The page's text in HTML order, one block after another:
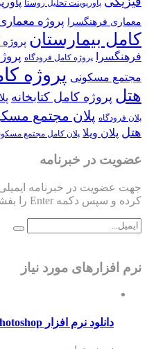
پاورپوینت تحلیل روستا
معماری فرهنگسرا پروژه
کامل بیمارستان
فرهنگسرا
پروژه کامل فرودگاه
مجتمع مسکونی پروژه
هتل پروژه کامل کتابخانه
پلان فرودگاه پلان مجتمع
هتل پلان ویلا پلان کامل مجتمع
عضویت در خبرنامه
جهت عضویت در خبرنامه ایمیلی
کرده و سپس دکمه Enter را بفشارید.
نرم افزارهای مورد نیاز
دانلود نرم افزار photoshop